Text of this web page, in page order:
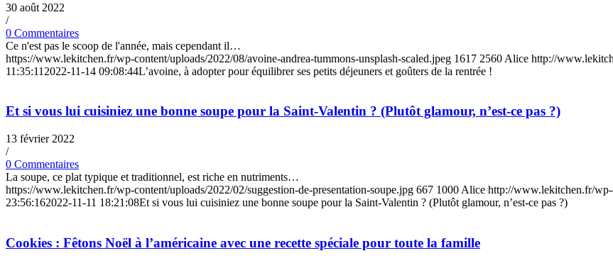
30 août 2022
/
0 Commentaires
Ce n'est pas le scoop de l'année, mais cependant il…
https://www.lekitchen.fr/wp-content/uploads/2022/08/avoine-andrea-tummons-unsplash-scaled.jpeg 1617 2560 Alice http://
11:35:11 2022-11-14 09:08:44L’avoine, à adopter pour équilibrer ses petits déjeuners et goûters de la rentrée !
Et si vous lui cuisiniez une bonne soupe pour la Saint-Valentin ? (Plutôt glamour, n’est-ce pas ?)
13 février 2022
/
0 Commentaires
La soupe, ce plat typique et traditionnel, est riche en nutriments…
https://www.lekitchen.fr/wp-content/uploads/2022/02/suggestion-de-presentation-soupe.jpg 667 1000 Alice http://www.lekitchen.fr/
23:56:162022-11-11 18:21:08Et si vous lui cuisiniez une bonne soupe pour la Saint-Valentin ? (Plutôt glamour, n’est-ce pas ?)
Cookies : Fêtons Noël à l’américaine avec une recette spéciale pour toute la famille